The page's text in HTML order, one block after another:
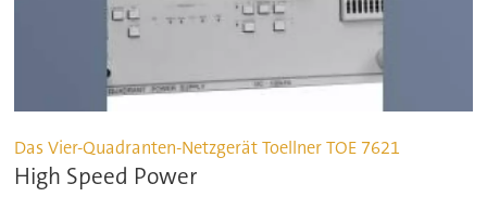
Das Vier-Quadranten-Netzgerät Toellner TOE 7621
High Speed Power